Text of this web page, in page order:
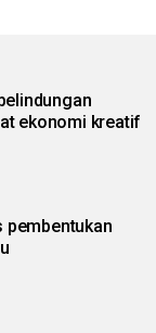
ekonomi kreatif
pembentukan